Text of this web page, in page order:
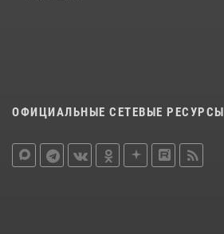
ОФИЦИАЛЬНЫЕ СЕТЕВЫЕ РЕСУРСЫ